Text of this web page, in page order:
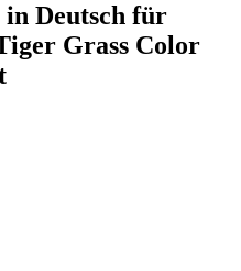
Deutsch für
Grass Color